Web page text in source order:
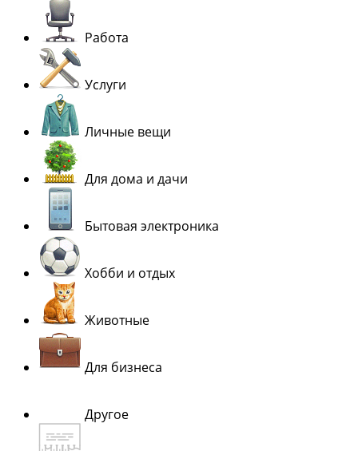
Работа
Услуги
Личные вещи
Для дома и дачи
Бытовая электроника
Хобби и отдых
Животные
Для бизнеса
Другое